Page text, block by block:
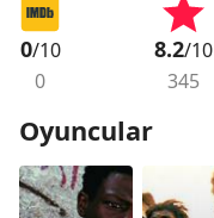
0/10
0
8.2/10
345
Oyuncular